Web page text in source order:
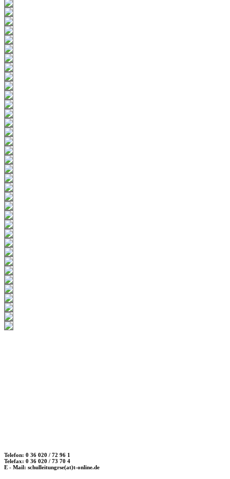
Telefon: 0 36 020 / 72 96 1
Telefax: 0 36 020 / 73 70 4
E - Mail: schulleitungrse(at)t-online.de